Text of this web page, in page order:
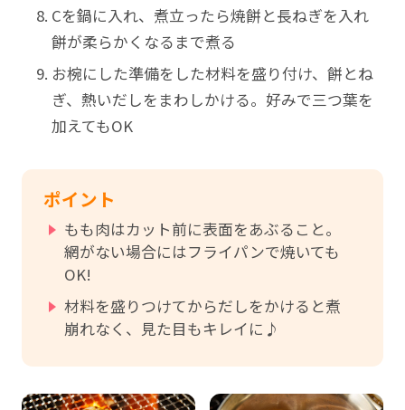
Cを鍋に入れ、煮立ったら焼餅と長ねぎを入れ
餅が柔らかくなるまで煮る
お椀にした準備をした材料を盛り付け、餅とね
ぎ、熱いだしをまわしかける。好みで三つ葉を
加えてもOK
ポイント
もも肉はカット前に表面をあぶること。
網がない場合にはフライパンで焼いても
OK!
材料を盛りつけてからだしをかけると煮
崩れなく、見た目もキレイに♪